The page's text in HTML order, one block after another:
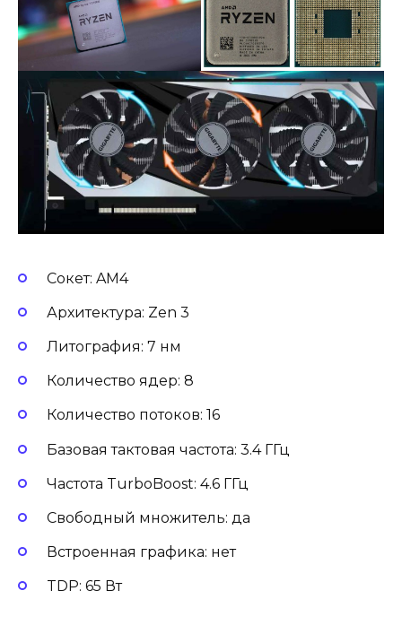
Сокет: AM4
Архитектура: Zen 3
Литография: 7 нм
Количество ядер: 8
Количество потоков: 16
Базовая тактовая частота: 3.4 ГГц
Частота TurboBoost: 4.6 ГГц
Свободный множитель: да
Встроенная графика: нет
TDP: 65 Вт